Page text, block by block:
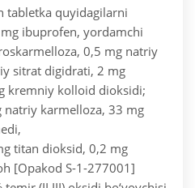
tabletka quyidagilarni
ibuprofen, yordamchi
0,5 mg natriy
sitrat digidrati, 2 mg
kremniy kolloid dioksidi;
natriy karmelloza, 33 mg
titan dioksid, 0,2 mg
[Opakod S-1-277001]